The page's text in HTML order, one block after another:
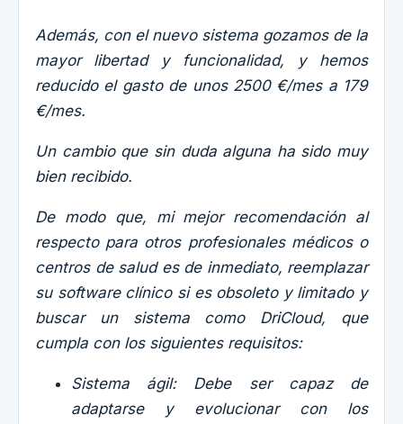
Además, con el nuevo sistema gozamos de la
mayor libertad y funcionalidad, y hemos
reducido el gasto de unos 2500 €/mes a 179
€/mes.
Un cambio que sin duda alguna ha sido muy
bien recibido.
De modo que, mi mejor recomendación al
respecto para otros profesionales médicos o
centros de salud es de inmediato, reemplazar
su software clínico si es obsoleto y limitado y
buscar un sistema como DriCloud, que
cumpla con los siguientes requisitos:
Sistema ágil: Debe ser capaz de
adaptarse y evolucionar con los